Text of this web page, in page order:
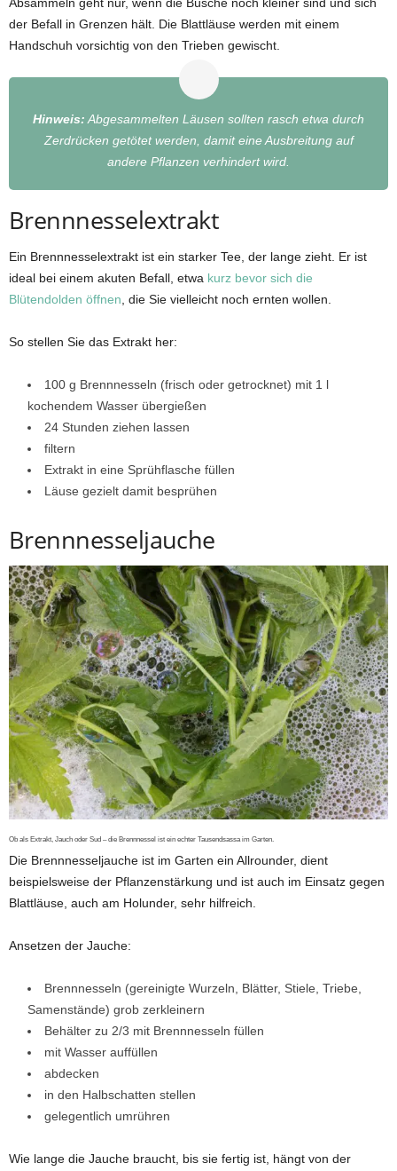
Absammeln geht nur, wenn die Büsche noch kleiner sind und sich
der Befall in Grenzen hält. Die Blattläuse werden mit einem
Handschuh vorsichtig von den Trieben gewischt.
Hinweis:Abgesammelten Läusen sollten rasch etwa durch
Zerdrücken getötet werden, damit eine Ausbreitung auf
andere Pflanzen verhindert wird.
Brennnesselextrakt
Ein Brennnesselextrakt ist ein starker Tee, der lange zieht. Er ist
ideal bei einem akuten Befall, etwa kurz bevor sich die
Blütendolden öffnen, die Sie vielleicht noch ernten wollen.
So stellen Sie das Extrakt her:
100 g Brennnesseln (frisch oder getrocknet) mit 1 l
kochendem Wasser übergießen
24 Stunden ziehen lassen
filtern
Extrakt in eine Sprühflasche füllen
Läuse gezielt damit besprühen
Brennnesseljauche
Ob als Extrakt, Jauch oder Sud – die Brennnessel ist ein echter Tausendsassa im Garten.
Die Brennnesseljauche ist im Garten ein Allrounder, dient
beispielsweise der Pflanzenstärkung und ist auch im Einsatz gegen
Blattläuse, auch am Holunder, sehr hilfreich.
Ansetzen der Jauche:
Brennnesseln (gereinigte Wurzeln, Blätter, Stiele, Triebe,
Samenstände) grob zerkleinern
Behälter zu 2/3 mit Brennnesseln füllen
mit Wasser auffüllen
abdecken
in den Halbschatten stellen
gelegentlich umrühren
Wie lange die Jauche braucht, bis sie fertig ist, hängt von der